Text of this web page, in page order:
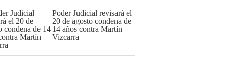
Poder Judicial revisará el
20 de agosto condena de
14 años contra Martín
Vizcarra